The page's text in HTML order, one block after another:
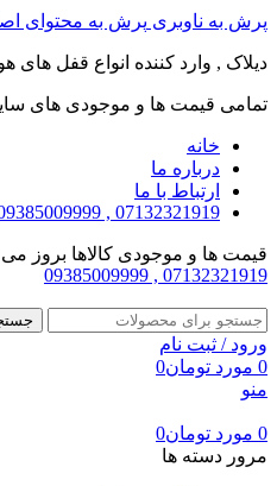
پرش به ناوبری پرش به محتوای
دیلاک , وارد کننده انواع قفل
تمامی قیمت ها و موجودی های
خانه
درباره ما
ارتباط با ما
07132321919 , 09385009999
قیمت ها و موجودی کالاها بروز می
07132321919 , 09385009999
ورود / ثبت نام
0 مورد تومان0
منو
0 مورد تومان0
مرور دسته ها